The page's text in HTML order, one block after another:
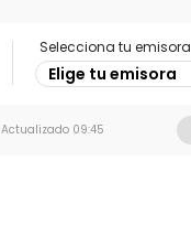
Selecciona tu emisora
Elige tu emisora
Actualizado 09:45